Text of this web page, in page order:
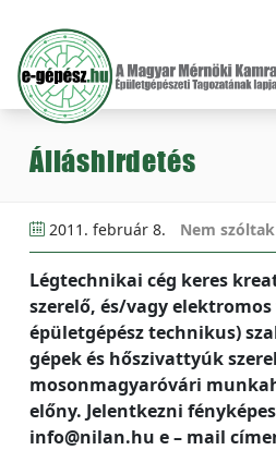
Álláshirdetés
2011. február 8. Nem
Légtechnikai cég keres
szerelő, és/vagy
épületgépész technikus)
gépek és hőszivattyúk
mosonmagyaróvári
előny. Jelentkezni
info@nilan.hu e – mail